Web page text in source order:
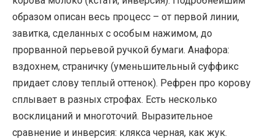
образом описан весь процесс – от первой линии,
завитка, сделанных с особым нажимом, до
прорванной перьевой ручкой бумаги. Анафора:
вздохнем, страничку (уменьшительный суффикс
придает слову теплый оттенок). Рефрен про корову
сплывает в разных строфах. Есть несколько
восклицаний и многоточий. Выразительное
сравнение и инверсия: клякса черная, как жук.